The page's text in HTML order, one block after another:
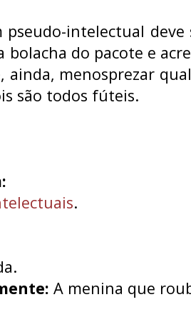
pseudo-intelectual
bolacha do pacote e
ainda, menosprezar
são todos fúteis.
.
A menina que